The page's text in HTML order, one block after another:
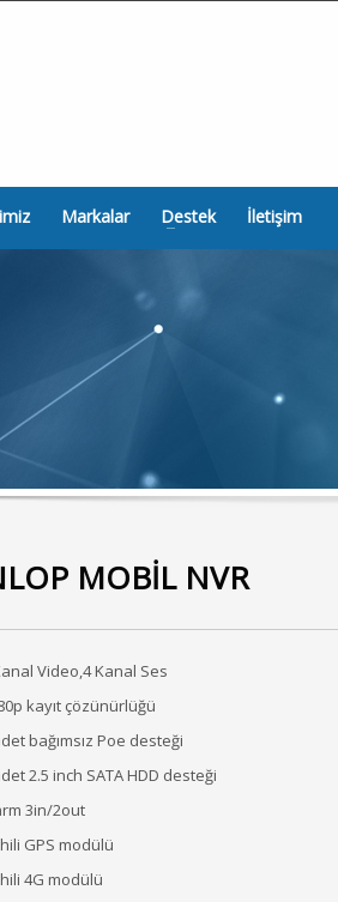
Markalar Destek İletişim
MOBİL NVR
Video,4 Kanal Ses
kayıt çözünürlüğü
bağımsız Poe desteği
2.5 inch SATA HDD desteği
3in/2out
GPS modülü
4G modülü